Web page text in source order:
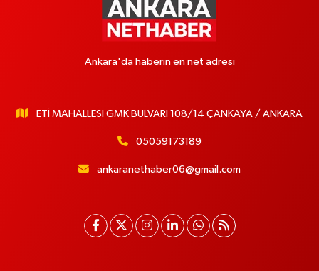
Ankara'da haberin en net adresi
ETİ MAHALLESİ GMK BULVARI 108/14 ÇANKAYA / ANKARA
05059173189
ankaranethaber06@gmail.com